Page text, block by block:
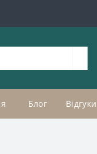
Блог Відгуки